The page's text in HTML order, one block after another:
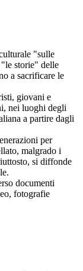
"sulle
storie" delle
a sacrificare le
giovani e
nei luoghi degli
a partire dagli
per
malgrado i
si diffonde
documenti
fotografie